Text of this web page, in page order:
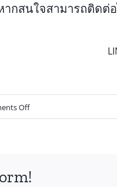
ากสนใจสามารถติดต่
Off